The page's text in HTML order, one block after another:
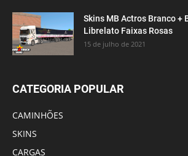
Skins MB Actros Branco +
Librelato Faixas Rosas
15 de julho de 2021
CATEGORIA POPULAR
CAMINHÕES
SKINS
CARGAS